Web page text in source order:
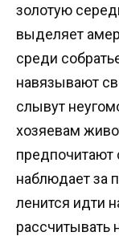
золотую
выделяет
среди
навязывают
слывут
хозяевам
наблюдает за
ленится идти
рассчитывать